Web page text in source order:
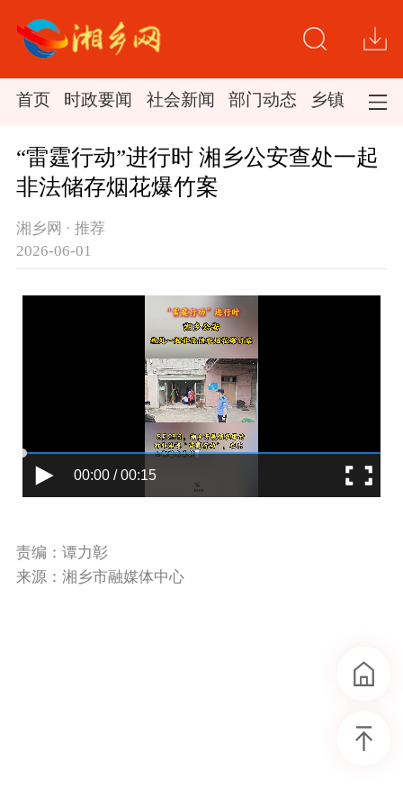
首页 时政要闻 社会新闻 部门动态 乡镇新闻
“雷霆行动”进行时 湘乡公安查处一起
非法储存烟花爆竹案
湘乡网 · 推荐
2026-06-01
00:00 / 00:15
责编：谭力彰
来源：湘乡市融媒体中心